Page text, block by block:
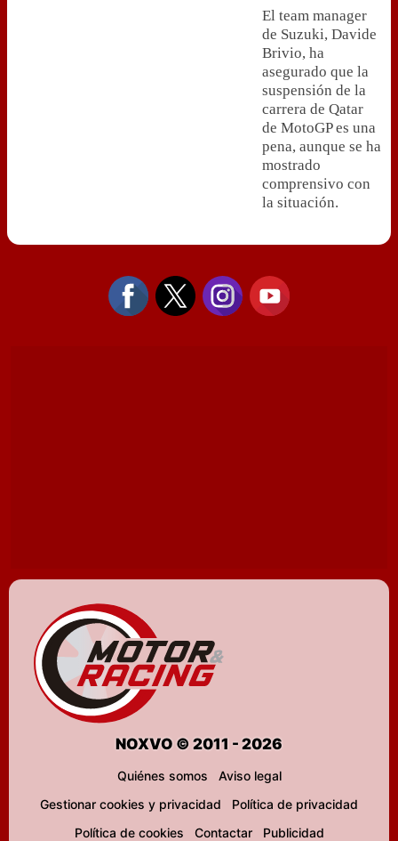
El team manager
de Suzuki, Davide
Brivio, ha
asegurado que la
suspensión de la
carrera de Qatar
de MotoGP es una
pena, aunque se ha
mostrado
comprensivo con
la situación.
NOXVO © 2011 - 2026
Quiénes somos
Aviso legal
Gestionar cookies y privacidad
Política de privacidad
Política de cookies
Contactar
Publicidad